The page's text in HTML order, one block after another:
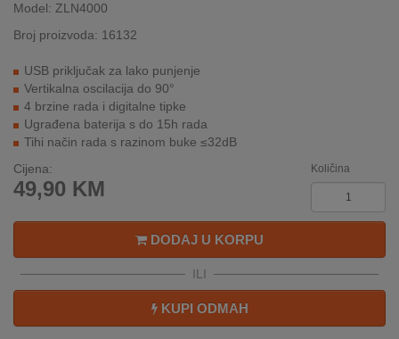
BRENDOVI
NOVO
U
PONUDI
KUPOVINA
I
Model: ZLN4000
Broj proizvoda: 16132
USB priključak za lako punjenje
Vertikalna oscilacija do 90°
4 brzine rada i digitalne tipke
Ugrađena baterija s do 15h rada
Tihi način rada s razinom buke ≤32dB
Cijena:
49,90 KM
Količina
DODAJ U KORPU
ILI
KUPI ODMAH